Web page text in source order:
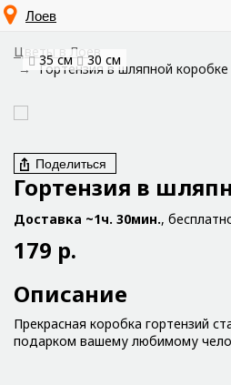
Лоев
Цветы в Лоев
Гортензия в шляпной коробке
35 см 30 см
Поделиться
Гортензия в
Доставка ~1ч. 30мин.,
179 р.
Описание
Прекрасная коробка гортензий
подарком вашему любимому